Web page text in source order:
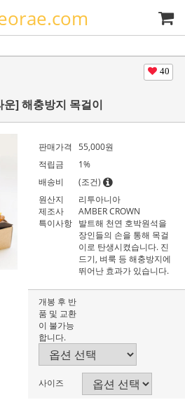
40
운] 해충방지 목걸이
판매가격 55,000원
적립금
1%
배송비
(조건)
원산지
리투아니아
제조사
AMBER CROWN
특이사항 발트해 천연 호박원석을
장인들의 손을 통해 목걸
이로 탄생시켰습니다. 진
드기, 벼룩 등 해충방지에
뛰어난 효과가 있습니다.
개봉 후 반
품 및 교환
이 불가능
합니다.
사이즈